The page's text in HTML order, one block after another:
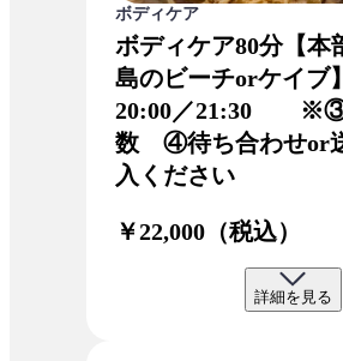
ボディケア
ボディケア80分【本
島のビーチorケイ
20:00／21:30 ※③
数 ④待ち合わせor
入ください
￥22,000（税込）
詳細を見る